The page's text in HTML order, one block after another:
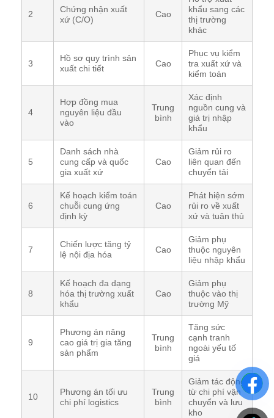
2
Chứng nhận xuất
xứ (C/O)
Cao
khẩu sang các
thị trường
khác
3
Hồ sơ quy trình sản
xuất chi tiết
Cao
Phục vụ kiểm
tra xuất xứ và
kiểm toán
4
Hợp đồng mua
nguyên liệu đầu
vào
Trung
bình
Xác định
nguồn cung và
giá trị nhập
khẩu
5
Danh sách nhà
cung cấp và quốc
gia xuất xứ
Cao
Giảm rủi ro
liên quan đến
chuyển tải
6
Kế hoạch kiểm toán
chuỗi cung ứng
định kỳ
Cao
Phát hiện sớm
rủi ro về xuất
xứ và tuân thủ
7
Chiến lược tăng tỷ
lệ nội địa hóa
Cao
Giảm phụ
thuộc nguyên
liệu nhập khẩu
8
Kế hoạch đa dạng
hóa thị trường xuất
khẩu
Cao
Giảm phụ
thuộc vào thị
trường Mỹ
9
Phương án nâng
cao giá trị gia tăng
sản phẩm
Trung
bình
Tăng sức
cạnh tranh
ngoài yếu tố
giá
10
Phương án tối ưu
chi phí logistics
Trung
bình
Giảm tác động
từ chi phí vận
chuyển và lưu
kho